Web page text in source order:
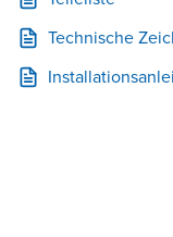
Technische